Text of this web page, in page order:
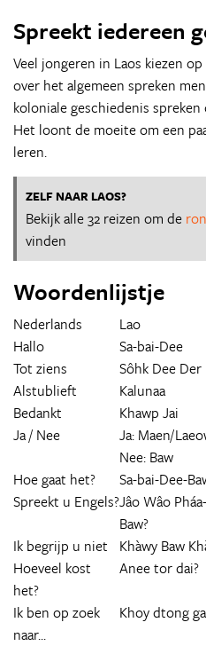
Spreekt iedereen
Veel jongeren in Laos kiezen
over het algemeen spreken
koloniale geschiedenis
Het loont de moeite om een
leren.
ZELF NAAR LAOS?
Bekijk alle 32 reizen om de
vinden
Woordenlijstje
Nederlands Lao
Hallo
Sa-bai-Dee
Tot ziens
Sôhk Dee Der
Alstublieft
Kalunaa
Bedankt
Khawp Jai
Ja / Nee
Ja: Maen/
Nee: Baw
Hoe gaat het? Sa-bai-Dee-
Spreekt u Engels?Jâo Wâo
Baw?
Ik begrijp u niet Khàwy Baw
Hoeveel kost
het?
Anee tor dai?
Ik ben op zoek
naar...
Khoy dtong